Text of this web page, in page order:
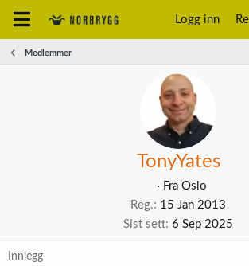
Logg inn
Medlemmer
TonyYates
· Fra Oslo
Reg.
15 Jan 2013
Sist sett 6 Sep 2025
Innlegg